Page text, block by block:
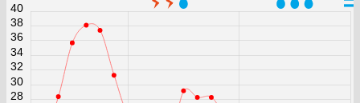
28
30
32
34
36
38
40